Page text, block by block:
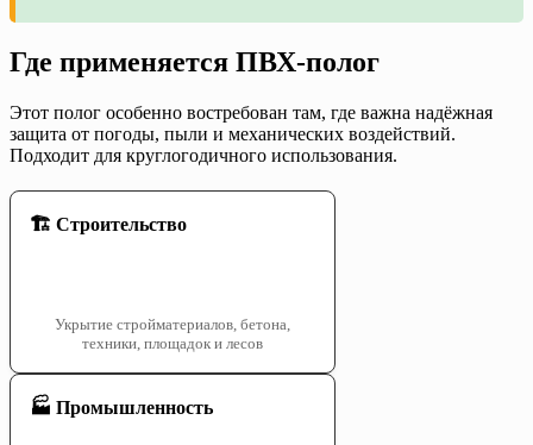
Где применяется ПВХ-полог
Этот полог особенно востребован там, где важна надёжная
защита от погоды, пыли и механических воздействий.
Подходит для круглогодичного использования.
🏗️ Строительство
Укрытие стройматериалов, бетона,
техники, площадок и лесов
🏭 Промышленность